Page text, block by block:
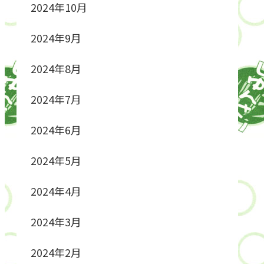
2024年10月
2024年9月
2024年8月
2024年7月
2024年6月
2024年5月
2024年4月
2024年3月
2024年2月